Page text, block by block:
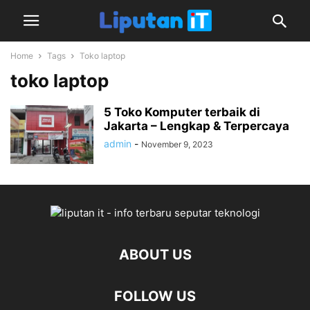
Home Tags Toko laptop
toko laptop
5 Toko Komputer terbaik di
Jakarta – Lengkap & Terpercaya
admin - November 9, 2023
ABOUT US
FOLLOW US